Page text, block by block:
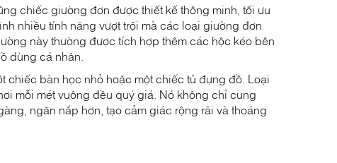
chiếc giường đơn được thiết kế thông minh, tối ưu
nhiều tính năng vượt trội mà các loại giường đơn
này thường được tích hợp thêm các hộc kéo bên
dùng cá nhân.
chiếc bàn học nhỏ hoặc một chiếc tủ đựng đồ. Loại
mỗi mét vuông đều quý giá. Nó không chỉ cung
ngăn nắp hơn, tạo cảm giác rộng rãi và thoáng